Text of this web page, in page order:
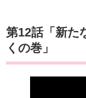
第12話「新た
くの巻」